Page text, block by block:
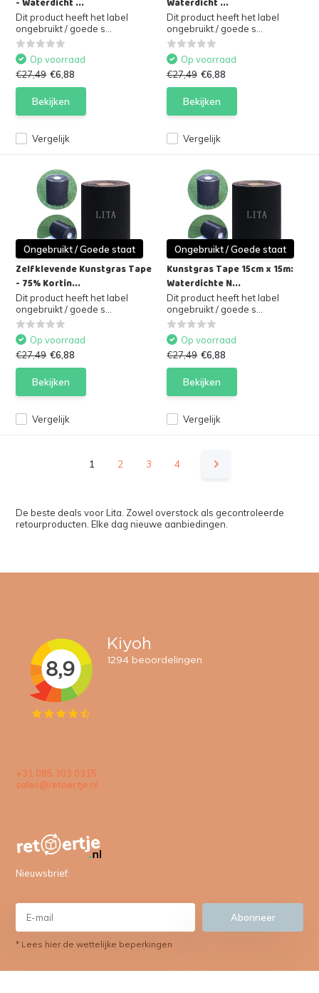
- Waterdicht ...
Dit product heeft het label
ongebruikt / goede s...
Vergelijk
Op voorraad
€27,49 €6,88
Bekijken
Waterdicht ...
Dit product heeft het label
ongebruikt / goede s...
Vergelijk
Op voorraad
€27,49 €6,88
Bekijken
Ongebruikt / Goede staat
Zelfklevende Kunstgras Tape
- 75% Kortin...
Dit product heeft het label
ongebruikt / goede s...
Vergelijk
Op voorraad
€27,49 €6,88
Bekijken
Ongebruikt / Goede staat
Kunstgras Tape 15cm x 15m:
Waterdichte N...
Dit product heeft het label
ongebruikt / goede s...
Vergelijk
Op voorraad
€27,49 €6,88
Bekijken
1 2 3 4
De beste deals voor Lita. Zowel overstock als gecontroleerde
retourproducten. Elke dag nieuwe aanbiedingen.
+31 085 303 0315
sales@retoertje.nl
Nieuwsbrief:
Abonneer
* Lees hier de wettelijke beperkingen